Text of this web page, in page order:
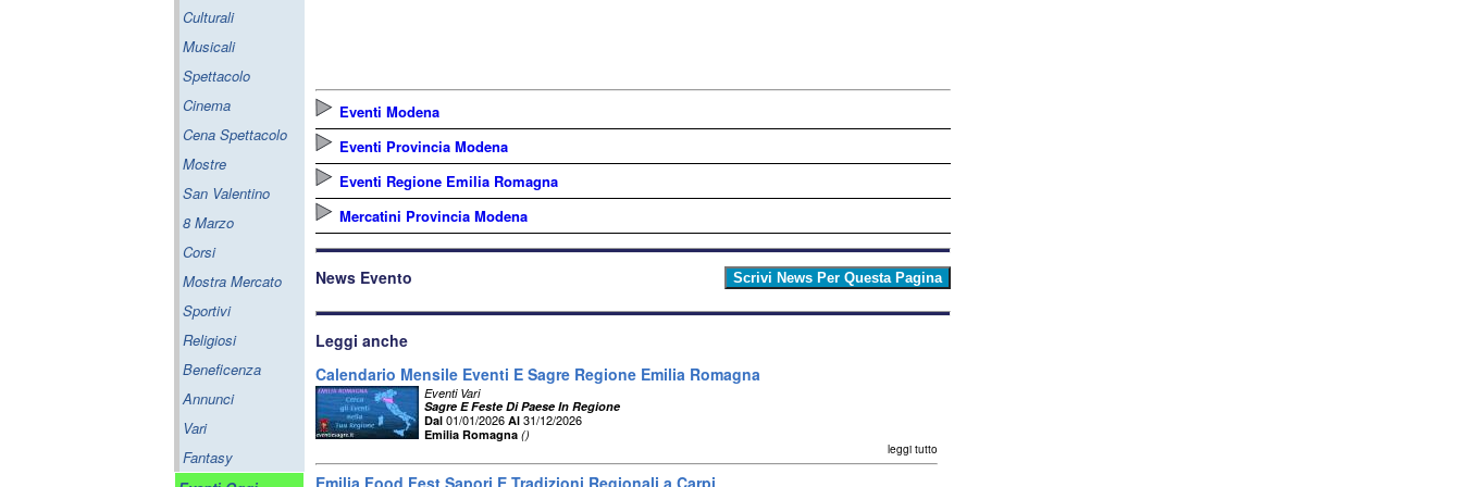
Culturali
Musicali
Spettacolo
Cinema
Cena Spettacolo
Mostre
San Valentino
8 Marzo
Corsi
Mostra Mercato
Sportivi
Religiosi
Beneficenza
Annunci
Vari
Fantasy
Eventi Modena
Eventi Provincia Modena
Eventi Regione Emilia Romagna
Mercatini Provincia Modena
News Evento
Leggi anche
Calendario Mensile Eventi E Sagre Regione Emilia Romagna
Eventi Vari
Sagre E Feste Di Paese In Regione
Dal 01/01/2026 Al 31/12/2026
Emilia Romagna ()
leggi tutto
Emilia Food Fest Sapori E Tradizioni Regionali a Carpi